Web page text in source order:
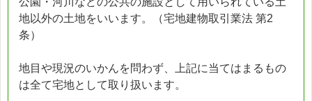
地以外の土地をいいます。（宅地建物取引業法 第2
条）
地目や現況のいかんを問わず、上記に当てはまるもの
は全て宅地として取り扱います。